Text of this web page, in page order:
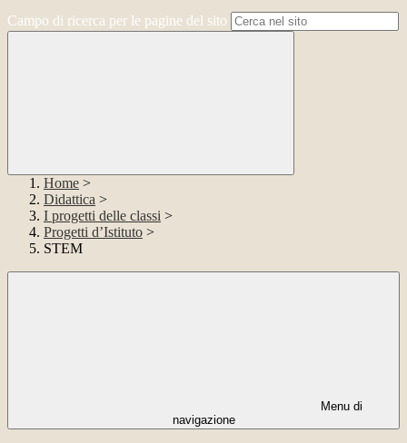
Campo di ricerca per le pagine del sito
Home >
Didattica >
I progetti delle classi >
Progetti d’Istituto >
STEM
Menu di
navigazione